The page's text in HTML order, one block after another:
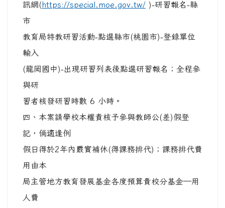
訊網(https://special.moe.gov.tw/ )-研習報名-縣
市
教育局特教研習活動-點選縣市(桃園市)-登錄單位
輸入
(龍岡國中)-出現研習列表後點選研習報名；全程參
與研
習者核發研習時數 6 小時。
四、本案請學校本權責核予參與教師公(差)假登
記，倘適逢例
假日得於2年內覈實補休(得課務排代)；課務排代費
用由本
局主管地方教育發展基金各度預算貴校分基金—用
人費